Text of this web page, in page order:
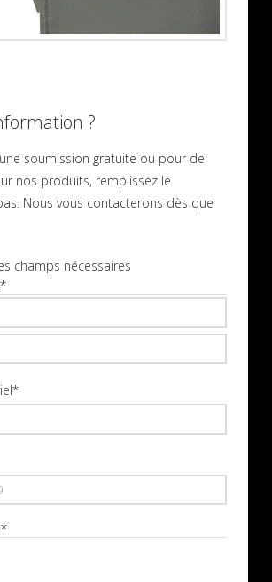
?
soumission gratuite ou pour de
nos produits, remplissez le
Nous vous contacterons dès que
champs nécessaires
*
*
*